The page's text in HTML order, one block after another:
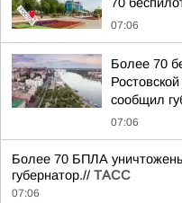
07:06
Более 70
сообщил
07:06
Более 70 БПЛА
губернатор.// ТАСС
07:06